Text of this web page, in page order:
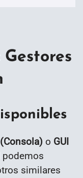
o GUI
podemos
similares